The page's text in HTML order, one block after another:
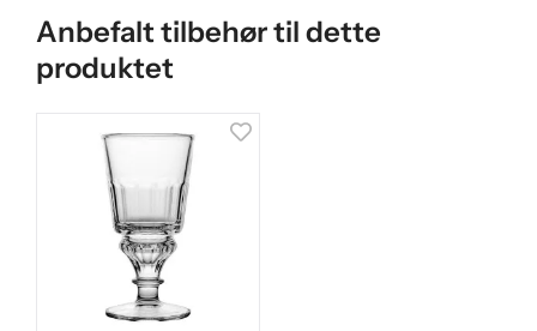
Anbefalt tilbehør til dette
produktet